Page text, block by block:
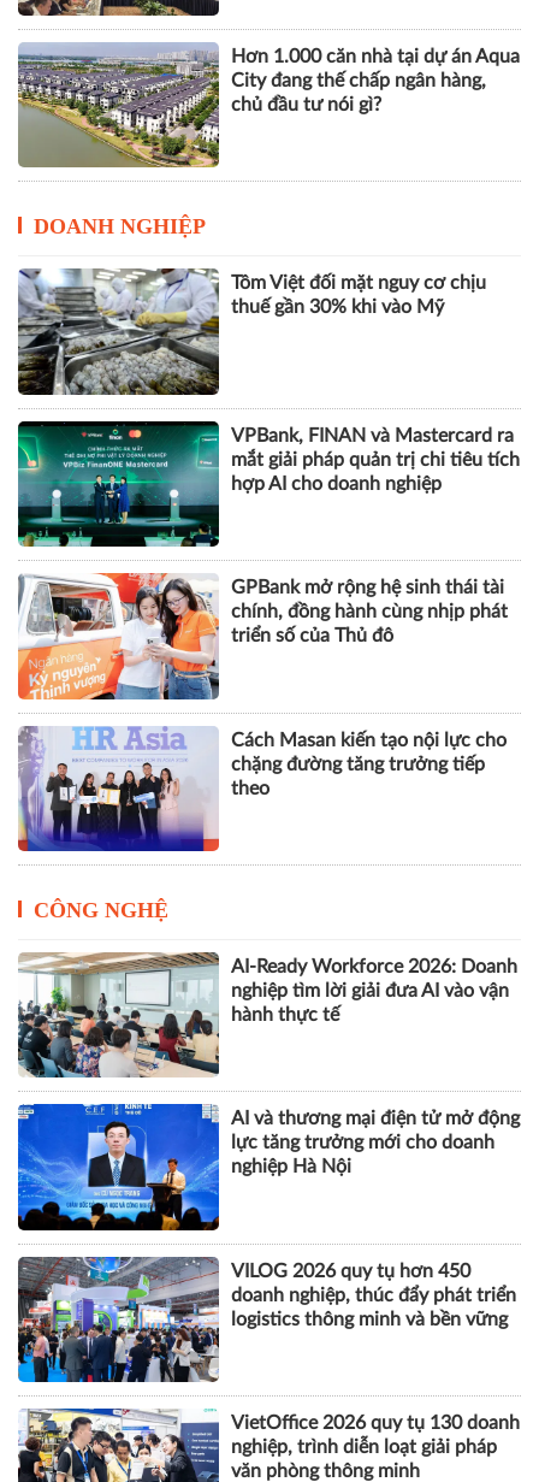
Hơn 1.000 căn nhà tại dự án Aqua
City đang thế chấp ngân hàng,
chủ đầu tư nói gì?
DOANH NGHIỆP
Tôm Việt đối mặt nguy cơ chịu
thuế gần 30% khi vào Mỹ
VPBank, FINAN và Mastercard ra
mắt giải pháp quản trị chi tiêu tích
hợp AI cho doanh nghiệp
GPBank mở rộng hệ sinh thái tài
chính, đồng hành cùng nhịp phát
triển số của Thủ đô
Cách Masan kiến tạo nội lực cho
chặng đường tăng trưởng tiếp
theo
CÔNG NGHỆ
AI-Ready Workforce 2026: Doanh
nghiệp tìm lời giải đưa AI vào vận
hành thực tế
AI và thương mại điện tử mở động
lực tăng trưởng mới cho doanh
nghiệp Hà Nội
VILOG 2026 quy tụ hơn 450
doanh nghiệp, thúc đẩy phát triển
logistics thông minh và bền vững
VietOffice 2026 quy tụ 130 doanh
nghiệp, trình diễn loạt giải pháp
văn phòng thông minh